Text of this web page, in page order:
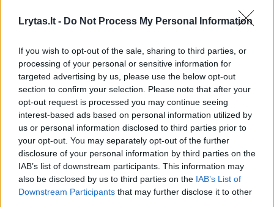
Lrytas.lt - Do Not Process My Personal Information
If you wish to opt-out of the sale, sharing to third parties, or
processing of your personal or sensitive information for
targeted advertising by us, please use the below opt-out
section to confirm your selection. Please note that after your
opt-out request is processed you may continue seeing
interest-based ads based on personal information utilized by
us or personal information disclosed to third parties prior to
your opt-out. You may separately opt-out of the further
disclosure of your personal information by third parties on the
IAB’s list of downstream participants. This information may
also be disclosed by us to third parties on the IAB’s List of
Downstream Participants that may further disclose it to other
Visi įrašai
Žiūrimiausi įrašai
00:00:30
Vaizdai iš tragiškos avarijos Vilniaus r.: dviejų moterų ir
vaiko gyvybių išgelbėti nepavyko
Žinios | Lietuvos diena
00:00:57
Savaitės vidurys nusimato karštas: temperatūra kils iki